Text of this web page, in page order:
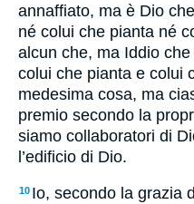
annaffiato, ma è Dio
né colui che pianta né
alcun che, ma Iddio
colui che pianta e colui
medesima cosa, ma
premio secondo la
siamo collaboratori di
l’edificio di Dio.
10 Io, secondo la grazia